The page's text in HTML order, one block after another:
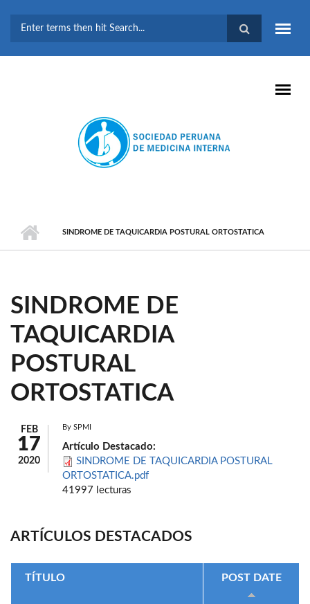
BÚSQUEDA
SINDROME DE TAQUICARDIA POSTURAL ORTOSTATICA
SINDROME DE
TAQUICARDIA
POSTURAL
ORTOSTATICA
FEB
17
2020
By SPMI
Artículo Destacado:
SINDROME DE TAQUICARDIA POSTURAL
ORTOSTATICA.pdf
41997 lecturas
ARTÍCULOS DESTACADOS
TÍTULO POST DATE